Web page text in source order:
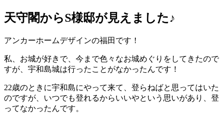
天守閣からS様邸が見えました♪
アンカーホームデザインの福田です！
私、お城が好きで、今まで色々なお城めぐりをしてきたので
すが、宇和島城は行ったことがなかったんです！
22歳のときに宇和島にやって来て、登らねばと思ってはいた
のですが、いつでも登れるからいいやという思いがあり、登
ってなかったんです。